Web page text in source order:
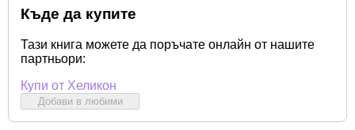
Къде да купите
Тази книга можете да поръчате онлайн от нашите
партньори:
Купи от Хеликон
Добави в любими